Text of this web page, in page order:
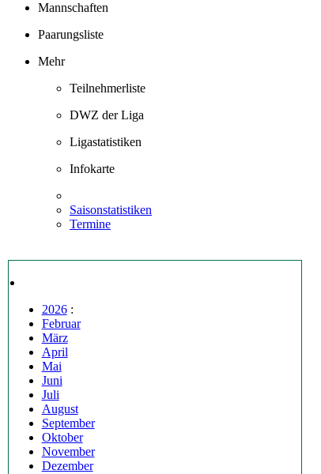
Mannschaften
Paarungsliste
Mehr
Teilnehmerliste
DWZ der Liga
Ligastatistiken
Infokarte
Saisonstatistiken
Termine
2026:
Februar
März
April
Mai
Juni
Juli
August
September
Oktober
November
Dezember